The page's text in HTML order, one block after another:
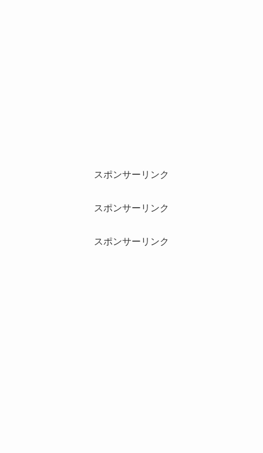
スポンサーリンク
スポンサーリンク
スポンサーリンク